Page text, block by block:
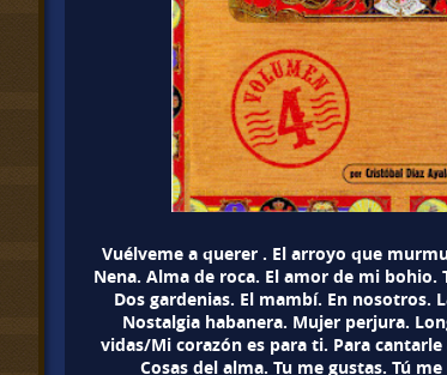
Vuélveme a querer . El arroyo que
Nena. Alma de roca. El amor de mi bohio.
Dos gardenias. El mambí. En nosotros.
Nostalgia habanera. Mujer perjura.
vidas/Mi corazón es para ti. Para
Cosas del alma. Tu me gustas. Tú